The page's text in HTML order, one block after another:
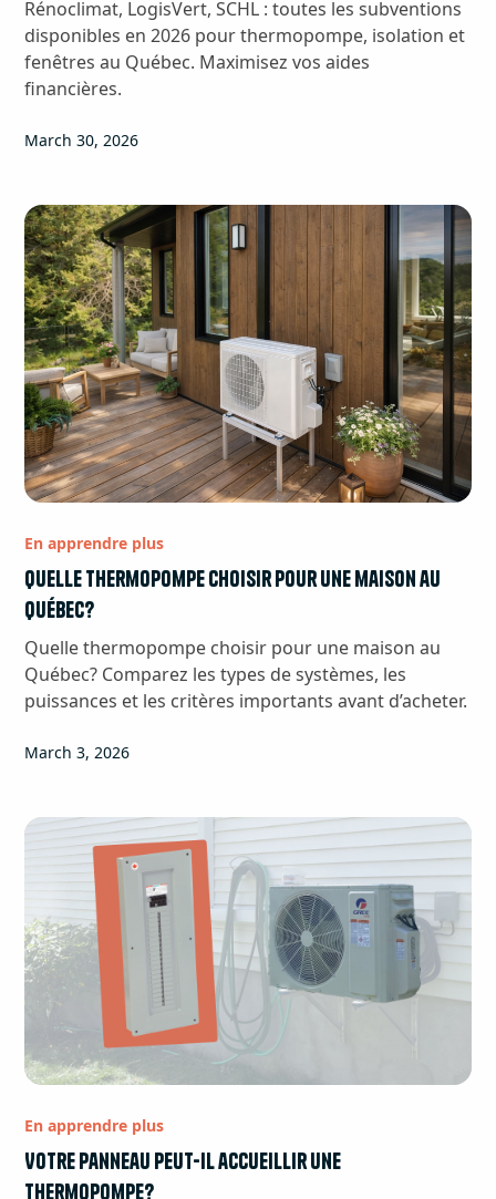
Rénoclimat, LogisVert, SCHL : toutes les subventions
disponibles en 2026 pour thermopompe, isolation et
fenêtres au Québec. Maximisez vos aides
financières.
March 30, 2026
En apprendre plus
Quelle thermopompe choisir pour une maison au
Québec?
Quelle thermopompe choisir pour une maison au
Québec? Comparez les types de systèmes, les
puissances et les critères importants avant d’acheter.
March 3, 2026
En apprendre plus
Votre panneau peut-il accueillir une
thermopompe?